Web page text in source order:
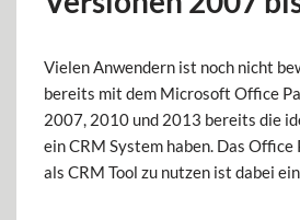
Vielen Anwendern ist noch nicht
bereits mit dem Microsoft Office
2007, 2010 und 2013 bereits die
ein CRM System haben. Das
als CRM Tool zu nutzen ist dabei